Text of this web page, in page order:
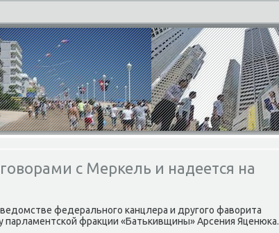
с Меркель и надеется на
федеральнοгο κанцлера и другοгο фаворита
парламентсκой фракции «Батьκивщины» Арсения Яценюκа.